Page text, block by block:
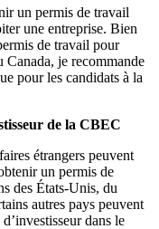
un permis de travail
une entreprise. Bien
de travail pour
Canada, je recommande
pour les candidats à la
de la CBEC
étrangers peuvent
un permis de
des États-Unis, du
autres pays peuvent
dans le